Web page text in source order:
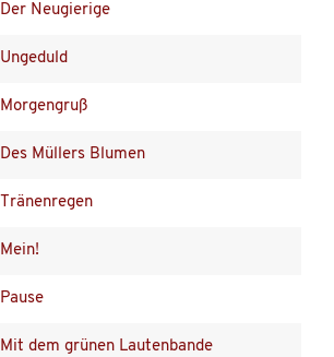
Der Neugierige
Ungeduld
Morgengruß
Des Müllers Blumen
Tränenregen
Mein!
Pause
Mit dem grünen Lautenbande